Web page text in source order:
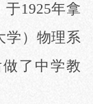
1925年拿
学）物理系
了中学教